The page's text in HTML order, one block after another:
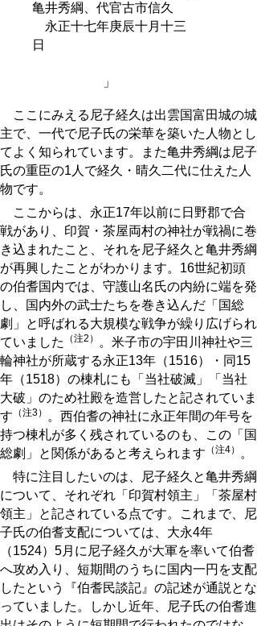
亀井秀綱、代官古市信久
永正十七年庚辰十月十三
」
ここにみえる尼子経久は出雲国富田城の城
主で、一代で尼子氏の栄華を築いた人物とし
てよく知られています。また亀井秀綱は尼子
氏の重臣の1人で経久・晴久二代に仕えた人
物です。
ここからは、永正17年以前に日野郡で合
戦があり、印賀・茶屋両村の神社が戦禍に巻
き込まれたこと、それを尼子経久と亀井秀綱
が再興したことがわかります。16世紀初頭
の伯耆国内では、守護山名氏の内紛に端を発
し、国内外の武士たちを巻き込んだ「国総
劇」と呼ばれる大規模な戦争が繰り広げられ
ていました
（注2）
。米子市の宇田川神社や三
輪神社が所蔵する永正13年（1516）・同15
年（1518）の棟札にも「当社破滅」「当社
大破」のため社殿を造営したと記されていま
す （注3）
。西伯耆の神社に永正年間の年号を
持つ棟札が多く残されているのも、この「国
総劇」と関係があると考えられます （注4）
。
特に注目したいのは、尼子経久と亀井秀綱
について、それぞれ「印賀村領主」「茶屋村
領主」と記されている点です。これまで、尼
子氏の伯耆支配については、大永4年
（1524）5月に尼子経久が大軍を率いて伯耆
へ攻め入り、短期間のうちに国内一円を支配
したという『伯耆民談記』の記述が通説とな
っていました。しかし近年、尼子氏の伯耆進